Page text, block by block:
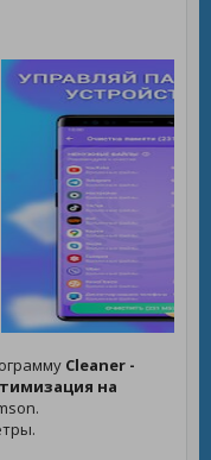
Сleaner -
на